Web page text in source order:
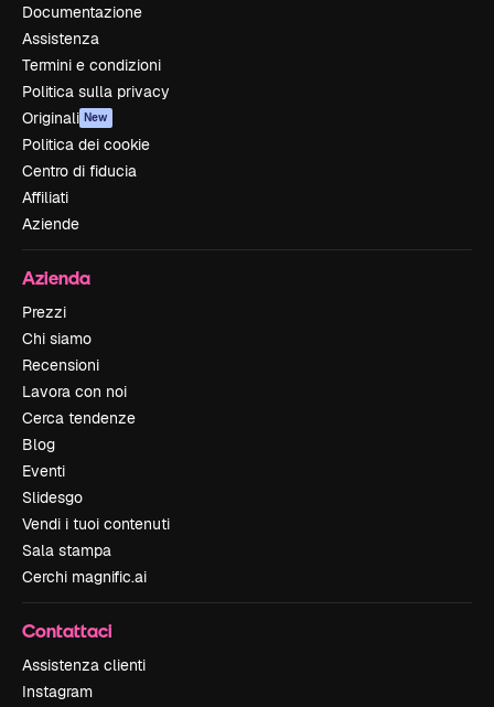
Documentazione
Assistenza
Termini e condizioni
Politica sulla privacy
Originali New
Politica dei cookie
Centro di fiducia
Affiliati
Aziende
Azienda
Prezzi
Chi siamo
Recensioni
Lavora con noi
Cerca tendenze
Blog
Eventi
Slidesgo
Vendi i tuoi contenuti
Sala stampa
Cerchi magnific.ai
Contattaci
Assistenza clienti
Instagram